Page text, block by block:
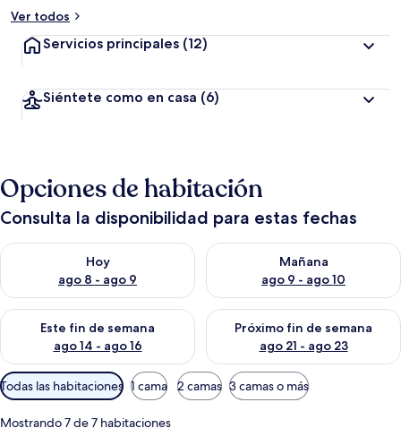
Ver todos
Servicios principales (12)
Siéntete como en casa (6)
Opciones de habitación
Consulta la disponibilidad para estas fechas
Hoy
ago 8 - ago 9
Consulta la disponibilidad para hoy ago 8 - ago 9
Mañana
ago 9 - ago 10
Consulta la disponibilidad
Este fin de semana
ago 14 - ago 16
Consulta la disponibilidad para este fin de semana ago 14 -
Próximo fin de semana
ago 21 - ago 23
Consulta la disponibilidad
Filtros
disponibles
para
Todas las habitaciones 1 cama 2 camas 3 camas o más
Mostrando 7 de 7 habitaciones